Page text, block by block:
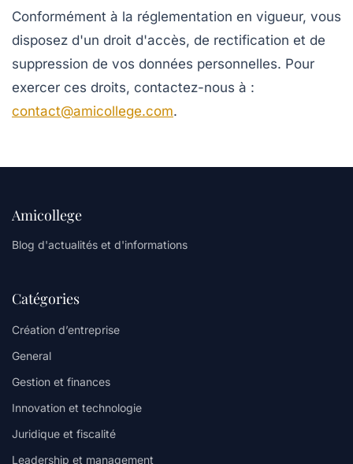
Conformément à la réglementation en vigueur, vous
disposez d'un droit d'accès, de rectification et de
suppression de vos données personnelles. Pour
exercer ces droits, contactez-nous à :
contact@amicollege.com.
Amicollege
Blog d'actualités et d'informations
Catégories
Création d’entreprise
General
Gestion et finances
Innovation et technologie
Juridique et fiscalité
Leadership et management